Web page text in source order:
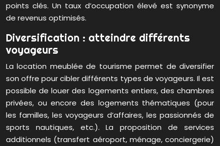
points clés. Un taux d’occupation élevé est synonyme
de revenus optimisés.
Diversification : atteindre différents
voyageurs
La location meublée de tourisme permet de diversifier
son offre pour cibler différents types de voyageurs. Il est
possible de louer des logements entiers, des chambres
privées, ou encore des logements thématiques (pour
les familles, les voyageurs d’affaires, les passionnés de
sports nautiques, etc.). La proposition de services
additionnels (transfert aéroport, ménage, conciergerie)